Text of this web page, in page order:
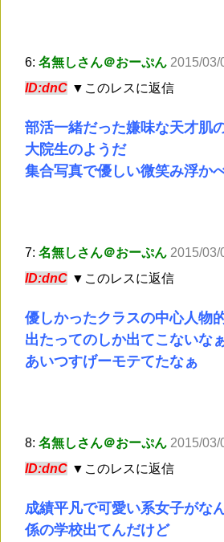
6: 名無しさん＠おーぷん 2015/03/
ID:dnC ▼このレスに返信
部活一緒だった嫌味な天才肌
大院生のようだ
集合写真で優しい微笑み浮か
7: 名無しさん＠おーぷん 2015/03/
ID:dnC ▼このレスに返信
優しかったクラスの中心人物
出たってのしか出てこないな
あいつすげーモテてたなぁ
8: 名無しさん＠おーぷん 2015/03/
ID:dnC ▼このレスに返信
成績平凡で可愛い系女子がな
係の学校出てんだけど